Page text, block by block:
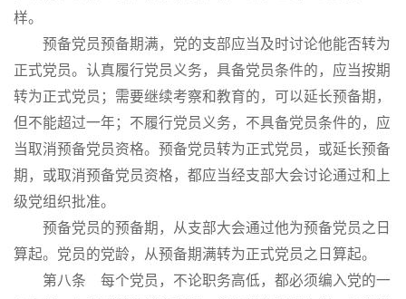
样。
预备党员预备期满，党的支部应当及时讨论他能否转为
正式党员。认真履行党员义务，具备党员条件的，应当按期
转为正式党员；需要继续考察和教育的，可以延长预备期，
但不能超过一年；不履行党员义务，不具备党员条件的，应
当取消预备党员资格。预备党员转为正式党员，或延长预备
期，或取消预备党员资格，都应当经支部大会讨论通过和上
级党组织批准。
预备党员的预备期，从支部大会通过他为预备党员之日
算起。党员的党龄，从预备期满转为正式党员之日算起。
第八条 每个党员，不论职务高低，都必须编入党的一